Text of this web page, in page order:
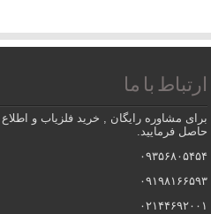
ارتباط با ما
برای مشاوره رایگان , خرید فلزیاب و
حاصل فرمایید.
۰۹۳۵۶۸۰۵۴۵۴
۰۹۱۹۸۱۶۶۵۹۳
۰۲۱۴۴۶۹۲۰۰۱